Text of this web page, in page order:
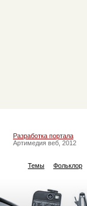
Разработка портала
Артимедия веб, 2012
Темы Фольклор